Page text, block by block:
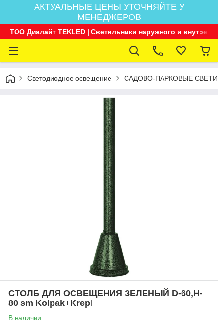
АКТУАЛЬНЫЕ ЦЕНЫ УТОЧНЯЙТЕ У
МЕНЕДЖЕРОВ
ТОО Диалайт TEKLED | Светильники наружного и
Светодиодное освещение САДОВО-ПАРКОВЫЕ
СТОЛБ ДЛЯ ОСВЕЩЕНИЯ ЗЕЛЕНЫЙ D-60,H-
80 sm Kolpak+Krepl
В наличии